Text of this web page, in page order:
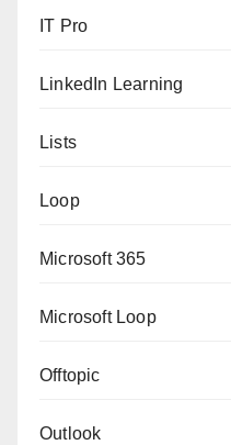
IT Pro
LinkedIn Learning
Lists
Loop
Microsoft 365
Microsoft Loop
Offtopic
Outlook